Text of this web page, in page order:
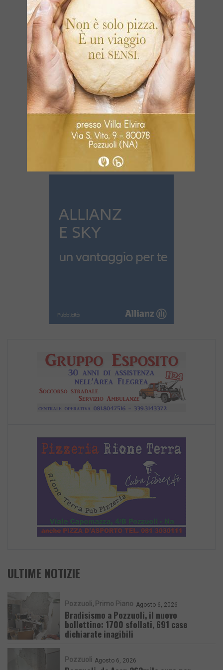
ULTIME NOTIZIE
Pozzuoli Primo Piano Agosto 6, 2026
Bradisismo a Pozzuoli, il nuovo
bollettino: 1700 sfollati, 691 case
dichiarate inagibili
Pozzuoli Agosto 6, 2026